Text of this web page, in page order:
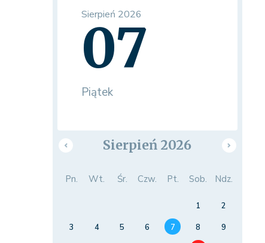
Sierpień 2026
07
Piątek
Sierpień 2026
Pn. Wt. Śr. Czw. Pt. Sob. Ndz.
1
2
3
4 5 6 7 8
9